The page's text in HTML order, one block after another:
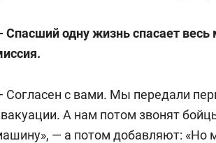
Спасший одну жизнь спасает
Согласен с вами. Мы передали
А нам потом звонят
— а потом добавляют: «Но